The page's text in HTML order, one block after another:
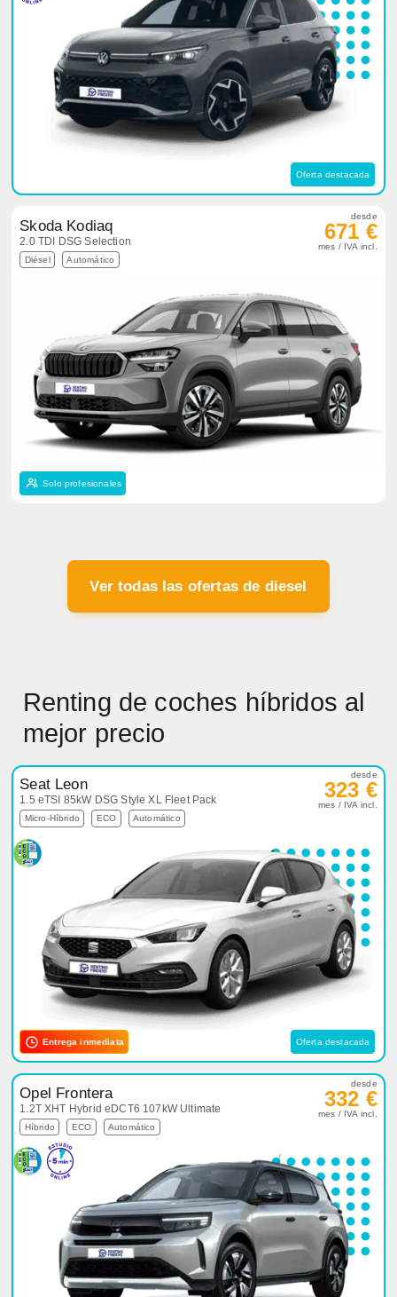
Oferta destacada
Skoda Kodiaq
2.0 TDI DSG Selection
Diésel Automático
desde
671 €
mes / IVA incl.
Solo profesionales
Ver todas las ofertas de diesel
Renting de coches híbridos al
mejor precio
Seat Leon
1.5 eTSI 85kW DSG Style XL Fleet Pack
Micro-Híbrido ECO Automático
desde
323 €
mes / IVA incl.
Entrega inmediata Oferta destacada
Opel Frontera
1.2T XHT Hybrid eDCT6 107kW Ultimate
Híbrido ECO Automático
desde
332 €
mes / IVA incl.